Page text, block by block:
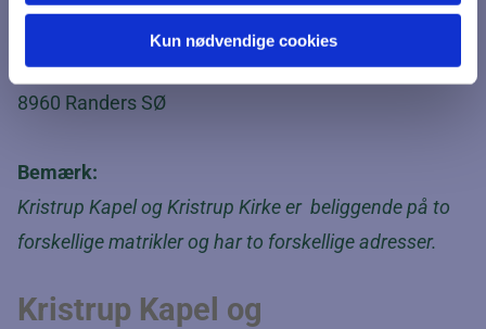
Kun nødvendige cookies
Kristrup Kirke
Kristrupvej 129
8960 Randers SØ
Bemærk:
Kristrup Kapel og Kristrup Kirke er beliggende på to
forskellige matrikler og har to forskellige adresser.
Kristrup Kapel og